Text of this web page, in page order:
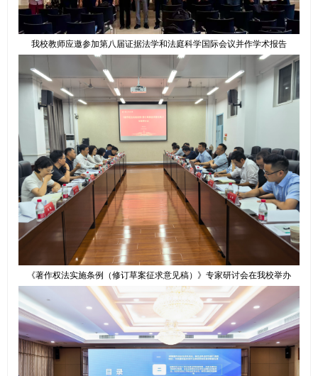
我校教师应邀参加第八届证据法学和法庭科学国际会议并作学术报告
《著作权法实施条例（修订草案征求意见稿）》专家研讨会在我校举办